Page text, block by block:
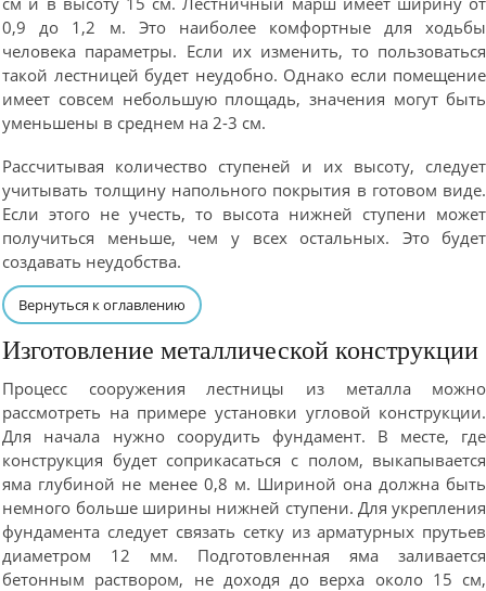
0,9 до 1,2 м. Это наиболее комфортные для ходьбы
человека параметры. Если их изменить, то пользоваться
такой лестницей будет неудобно. Однако если помещение
имеет совсем небольшую площадь, значения могут быть
уменьшены в среднем на 2-3 см.
Рассчитывая количество ступеней и их высоту, следует
учитывать толщину напольного покрытия в готовом виде.
Если этого не учесть, то высота нижней ступени может
получиться меньше, чем у всех остальных. Это будет
создавать неудобства.
Вернуться к оглавлению
Изготовление металлической конструкции
Процесс сооружения лестницы из металла можно
рассмотреть на примере установки угловой конструкции.
Для начала нужно соорудить фундамент. В месте, где
конструкция будет соприкасаться с полом, выкапывается
яма глубиной не менее 0,8 м. Шириной она должна быть
немного больше ширины нижней ступени. Для укрепления
фундамента следует связать сетку из арматурных прутьев
диаметром 12 мм. Подготовленная яма заливается
бетонным раствором, не доходя до верха около 15 см,